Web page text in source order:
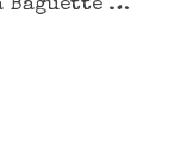
Baguette …